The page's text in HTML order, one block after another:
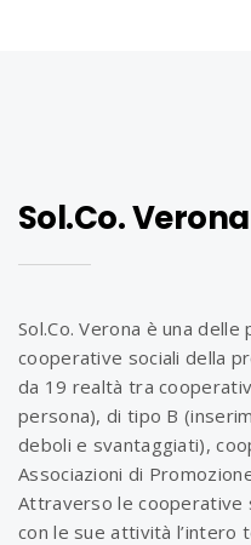
Sol.Co. Verona
Sol.Co. Verona è una
cooperative sociali della
da 19 realtà tra
persona), di tipo B
deboli e svantaggiati),
Associazioni di
Attraverso le cooperative
con le sue attività l’intero